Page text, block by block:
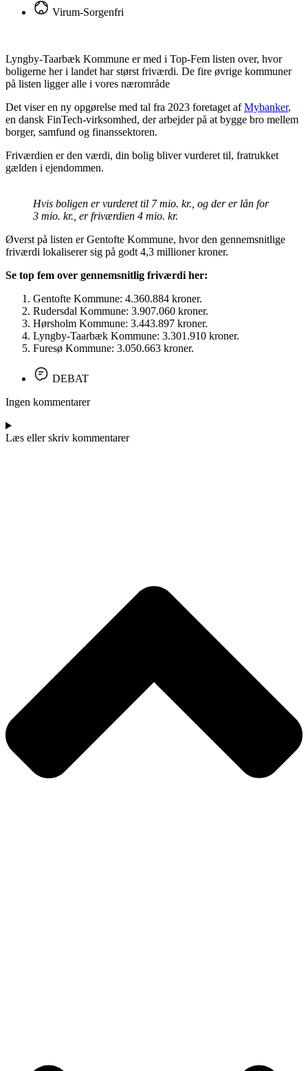
Virum-Sorgenfri
Lyngby-Taarbæk Kommune er med i Top-Fem listen over, hvor
boligerne her i landet har størst friværdi. De fire øvrige kommuner
på listen ligger alle i vores nærområde
Det viser en ny opgørelse med tal fra 2023 foretaget afMybanker,
en dansk FinTech-virksomhed, der arbejder på at bygge bro mellem
borger, samfund og finanssektoren.
Friværdien er den værdi, din bolig bliver vurderet til, fratrukket
gælden i ejendommen.
Hvis boligen er vurderet til 7 mio. kr., og der er lån for
3 mio. kr., er friværdien 4 mio. kr.
Øverst på listen er Gentofte Kommune, hvor den gennemsnitlige
friværdi lokaliserer sig på godt 4,3 millioner kroner.
Se top fem over gennemsnitlig friværdi her:
Gentofte Kommune: 4.360.884 kroner.
Rudersdal Kommune: 3.907.060 kroner.
Hørsholm Kommune: 3.443.897 kroner.
Lyngby-Taarbæk Kommune: 3.301.910 kroner.
Furesø Kommune: 3.050.663 kroner.
DEBAT
Ingen kommentarer
Læs eller skriv kommentarer